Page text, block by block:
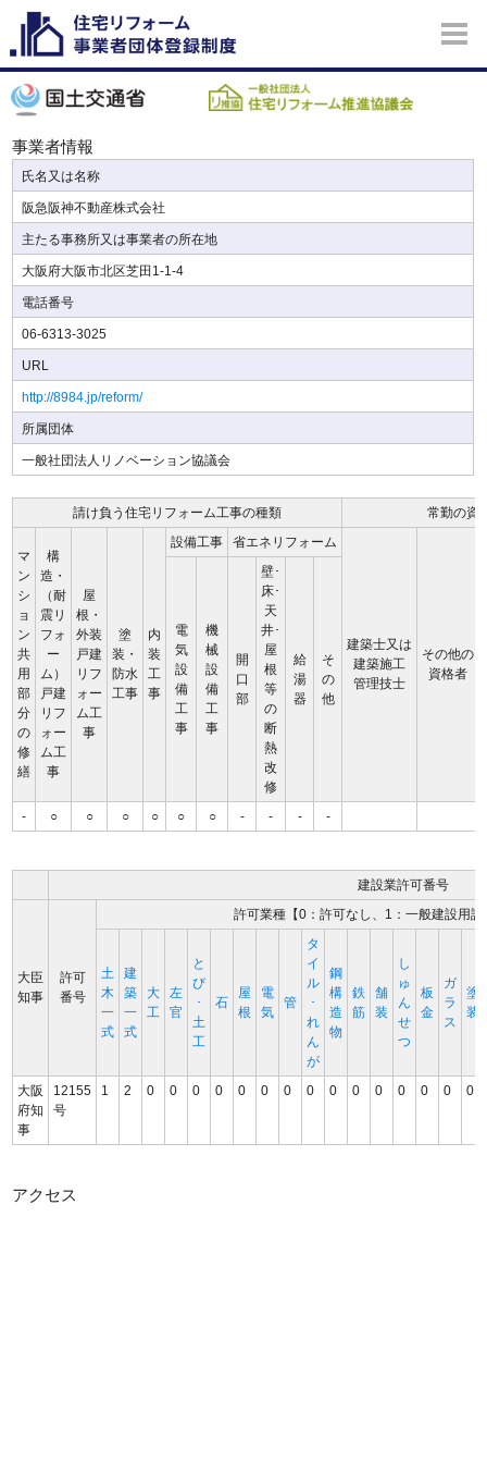
事業者情報
氏名又は名称
阪急阪神不動産株式会社
主たる事務所又は事業者の所在地
大阪府大阪市北区芝田1-1-4
電話番号
06-6313-3025
URL
http://8984.jp/reform/
所属団体
一般社団法人リノベーション協議会
請け負う住宅リフォーム工事の種類 常勤の資
マ
ン
シ
ョ
ン
共
用
部
分
の
修
繕
構
造・
（耐
震リ
フォ
ー
ム）
戸建
リフ
ォー
ム工
事
屋
根・
外装
戸建
リフ
ォー
ム工
事
塗
装・
防水
工事
内
装
工
事
設備工事 省エネリフォーム
建築士又は
建築施工
管理技士
その他の
資格者
電
気
設
備
工
事
機
械
設
備
工
事
開
口
部
壁･
床･
天
井･
屋
根
等
の
断
熱
改
修
給
湯
器
そ
の
他
- ○ ○ ○ ○ ○ ○ - - - -
建設業許可番号
大臣
知事
許可
番号
許可業種【0：許可なし、1：一般建設用
土
木
一
式
建
築
一
式
大
工
左
官
と
び
･
土
工
石
屋
根
電
気
管
タ
イ
ル
･
れ
ん
が
鋼
構
造
物
鉄
筋
舗
装
し
ゅ
ん
せ
つ
板
金
ガ
ラ
ス
塗
装
大阪
府知
事
12155
号
1 2 0 0 0 0 0 0 0 0 0 0 0 0 0 0 0
アクセス